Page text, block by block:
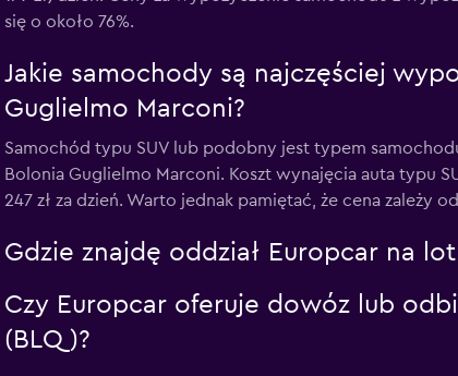
się o około 76%.
Jakie samochody są najczęściej
Guglielmo Marconi?
Samochód typu SUV lub podobny jest typem
Bolonia Guglielmo Marconi. Koszt wynajęcia auta typu
247 zł za dzień. Warto jednak pamiętać, że cena zależy
Gdzie znajdę oddział Europcar na
Czy Europcar oferuje dowóz lub
(BLQ)?